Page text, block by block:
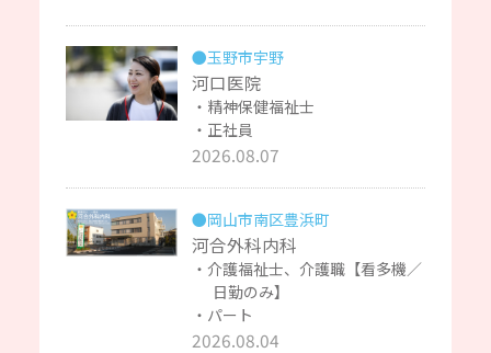
●玉野市宇野
河口医院
精神保健福祉士
正社員
2026.08.07
●岡山市南区豊浜町
河合外科内科
介護福祉士、介護職【看多機／
日勤のみ】
パート
2026.08.04